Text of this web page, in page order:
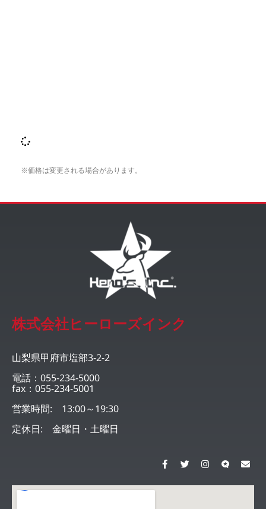
※価格は変更される場合があります。
株式会社ヒーローズインク
山梨県甲府市塩部3-2-2
電話：055-234-5000
fax：055-234-5001
営業時間: 13:00～19:30
定休日: 金曜日・土曜日